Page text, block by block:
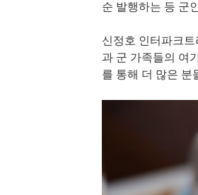
순 발행하는 등 군
신정호 인터파크
과 군 가족들의 여
를 통해 더 많은 분